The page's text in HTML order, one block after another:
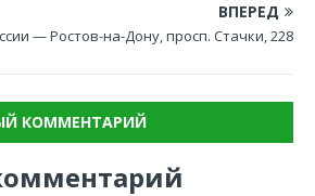
ВПЕРЕД
— Ростов-на-Дону, просп. Стачки, 228
КОММЕНТАРИЙ